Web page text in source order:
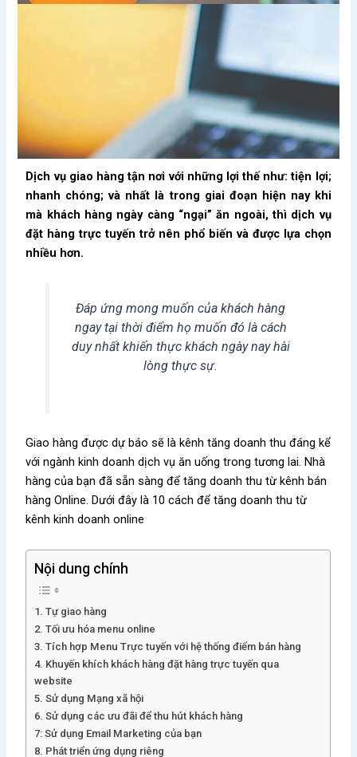
Dịch vụ giao hàng tận nơi với những lợi thế như: tiện lợi;
nhanh chóng; và nhất là trong giai đoạn hiện nay khi
mà khách hàng ngày càng “ngại” ăn ngoài, thì dịch vụ
đặt hàng trực tuyến trở nên phổ biến và được lựa chọn
nhiều hơn.
Đáp ứng mong muốn của khách hàng
ngay tại thời điểm họ muốn đó là cách
duy nhất khiến thực khách ngày nay hài
lòng thực sự.
Giao hàng được dự báo sẽ là kênh tăng doanh thu đáng kể
với ngành kinh doanh dịch vụ ăn uống trong tương lai.Nhà
hàng của bạn đã sẵn sàng để tăng doanh thu từ kênh bán
hàng Online. Dưới đây là 10 cách để tăng doanh thu từ
kênh kinh doanh online
Nội dung chính
1. Tự giao hàng
2. Tối ưu hóa menu online
3. Tích hợp Menu Trực tuyến với hệ thống điểm bán hàng
4. Khuyến khích khách hàng đặt hàng trực tuyến qua
website
5. Sử dụng Mạng xã hội
6. Sử dụng các ưu đãi để thu hút khách hàng
7: Sử dụng Email Marketing của bạn
8. Phát triển ứng dụng riêng